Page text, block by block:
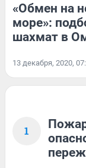
«Обмен на
море»:
шахмат в
13 декабря, 2020,
1